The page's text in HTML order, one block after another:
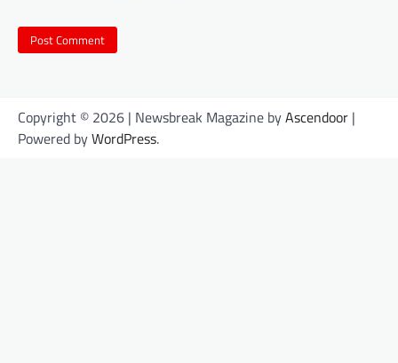
Copyright © 2026 | Newsbreak Magazine byAscendoor |
Powered byWordPress.